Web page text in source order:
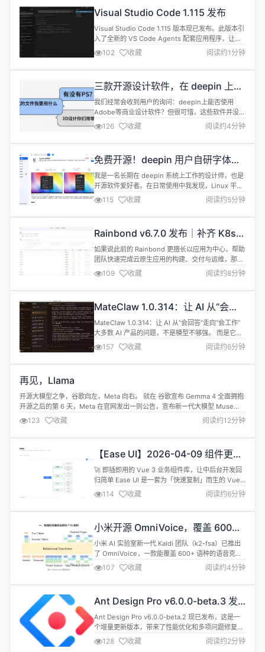
念的鲜活实践，更是本土 Linux 开发者以热爱为内
核，共同打造...
Visual Studio Code 1.115 发布
Visual Studio Code 1.115 版本现已发布。此版本引
入了全新的 VS Code Agents 配套应用程序，让你
的 Agent 原生开发体验更加出色。 具体更新内容包
括： VS Code Agents 应用：一款针对 agent-
native 开发进行优化的全新配套应用，可与 VS
102 收藏 阅读约1分钟
三款开源设计软件，在 deepin 上没
有 Adobe 也能做设计
我们经常会收到用户的询问：deepin上能否使用
Adobe等商业设计软件？但很可惜，这些软件并没有
推出Linux原生适配版本。那我们就不能在Linux上进
行专业设计了吗？ 当然不是！ deepin 应用商店作为
官方一站式应用管理平台，里面藏着 10 万 + 覆盖办
荐应用商店内近期升级至最新版本的三款免费开源设
计软...
126 收藏 阅读约4分钟
免费开源！deepin 用户自研字体管
理器，现已上架应用商店
我是一名长期在 deepin 系统上工作的设计师，也是
开源软件爱好者。在日常使用中我发现，Linux 平台
缺少一款真正贴合日常需求、简单干净的本地字体管
理工具。 抱着 “自己痛点自己解决” 的想法，经过几
个月的构思、测试与不断打磨，这款由自身需求出
的工具TypeVault 字匣，现已更新至V0.8 稳定版
本，...
115 收藏 阅读约5分钟
Rainbond v6.7.0 发布｜补齐 K8s
原生资源管理，保留 YAML 和 Helm
的使用习惯
如果说此前的 Rainbond 更擅长以应用为中心，帮助
团队快速完成云原生应用的构建、交付与运维，那么
从 v6.7.0 开始，Rainbond 又向 Kubernetes 原生
工作流迈进了一大步。 这一版本最重要的更新，是正
式支持 K8s 原生资源管理。这意味着 Rainbond 不
接 Kubernetes 原生...
109 收藏 阅读约8分钟
MateClaw 1.0.314：让 AI 从“会回
答”走向“会工作”
MateClaw 1.0.314：让 AI 从“会回答”走向“会工作”
大多数 AI 产品的问题，不是模型不够强。 而是它们
看起来很聪明，却无法真正进入工作流。它们能回答
问题，却不能持续理解你的项目；能生成内容，却不
能在合适的上下文里行动；能调用工具，却不能把结
157 收藏 阅读约6分钟
再见，Llama
开源大模型之争，谷歌向左，Meta 向右。 就在 谷歌宣布 Gemma 4 全面拥抱
开源之后的第 6 天，Meta 在官网发出一则公告，宣布新一代大模型 Muse
Spark 正式上线。公告写道，这是“Meta有史以来最强大的模型”，将通过
meta.ai 和 Meta AI 应用向用户开放。公告里没有 GitHub 链接，没有模型权
重下载地址，没有 Hug...
123 收藏 阅读约12分钟
【Ease UI】2026-04-09 组件更
新：新增组件 xly-tree-chart 思维
导图组件
🚀 即插即用的 Vue 3 业务组件库，让中后台开发回
归简单 Ease UI 是一套为「快速复制」而生的 Vue
3 业务组件库。每个组件都是独立的 .vue 单文件，
不依赖任何外部样式或工具函数，直接复制到你的项
目即可使用。它仅依赖 Element Plus，却解决了中
范围绑定繁琐等真实痛点，让组件复用像复制...
114 收藏 阅读约6分钟
小米开源 OmniVoice，覆盖 600+
语种的语音克隆 TTS
小米 AI 实验室新一代 Kaldi 团队（k2-fsa）已推出
了 OmniVoice，一款能覆盖 600+ 语种的语音克隆
TTS 模型。目前，OmniVoice 的训练、推理代码以
及模型权重已全部开源。 OmniVoice 核心优势有三
点： 极简的超强架构：OmniVoice 是现有非自回归
具有训练和推...
107 收藏 阅读约4分钟
Ant Design Pro v6.0.0-beta.3 发
布，企业级中后台解决方案
Ant Design Pro v6.0.0-beta.2 现已发布，这是一
个增量更新版本，带来了性能优化和多项问题修复。
性能优化 路由预加载：启用 routePrefetch 配置，
实现更快速的页面切换体验 新特性 全局表单样式：
128 收藏 阅读约2分钟